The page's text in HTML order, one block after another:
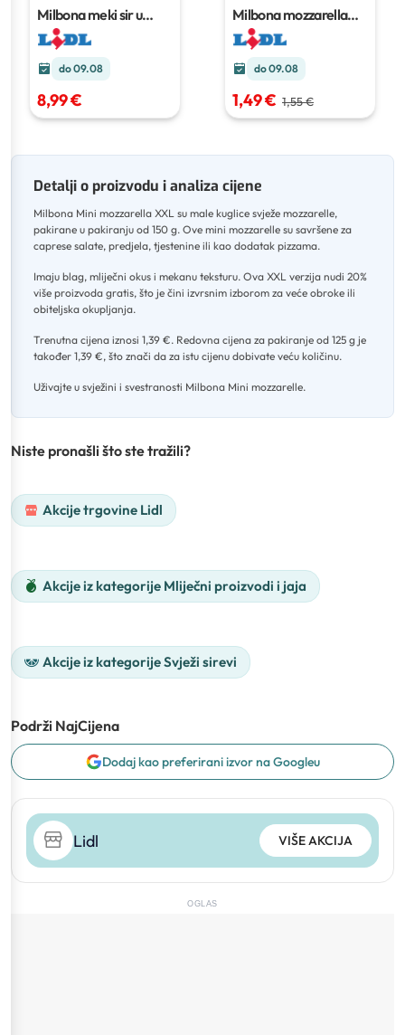
Milbona meki sir u
salamuri XXL
do 09.08
8,99 €
Milbona mozzarella
classic XXL
do 09.08
1,49 € 1,55 €
Detalji o proizvodu i analiza cijene
Milbona Mini mozzarella XXL su male kuglice svježe mozzarelle,
pakirane u pakiranju od 150 g. Ove mini mozzarelle su savršene za
caprese salate, predjela, tjestenine ili kao dodatak pizzama.
Imaju blag, mliječni okus i mekanu teksturu. Ova XXL verzija nudi 20%
više proizvoda gratis, što je čini izvrsnim izborom za veće obroke ili
obiteljska okupljanja.
Trenutna cijena iznosi 1,39 €. Redovna cijena za pakiranje od 125 g je
također 1,39 €, što znači da za istu cijenu dobivate veću količinu.
Uživajte u svježini i svestranosti Milbona Mini mozzarelle.
Niste pronašli što ste tražili?
Akcije trgovine Lidl
Akcije iz kategorije Mliječni proizvodi i jaja
Akcije iz kategorije Svježi sirevi
Podrži NajCijena
Dodaj kao preferirani izvor na Googleu
Lidl VIŠE AKCIJA
OGLAS